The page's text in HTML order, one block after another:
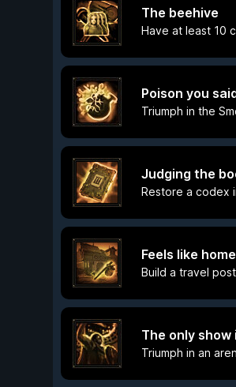
The beehive
Have at least 10
Poison you
Triumph in the
Judging the
Restore a codex
Feels like home
Build a travel
The only show
Triumph in an